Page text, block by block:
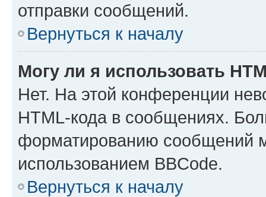
отправки сообщений.
Вернуться к началу
Могу ли я использовать
Нет. На этой конференции
HTML-кода в сообщениях.
форматированию сообщений
использованием BBCode.
Вернуться к началу